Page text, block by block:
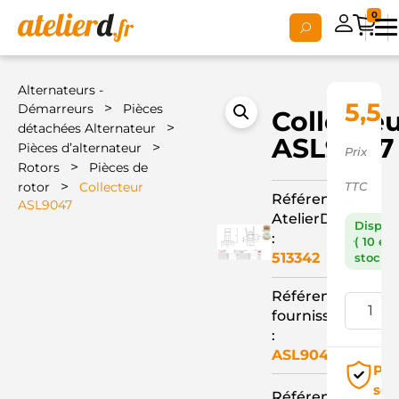
0
Alternateurs -
Démarreurs
>
Pièces
détachées Alternateur
>
Pièces d’alternateur >
Rotors >
Pièces de
rotor
>
Collecteur
ASL9047
ASL9047
Référence
AtelierD
:
513342
Référence
fournisseur
:
ASL9047
5,50
Prix
TTC
( 10 en
stock )